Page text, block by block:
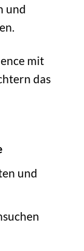
und
mit
das
und